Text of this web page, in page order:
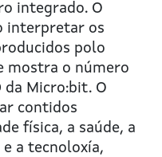
integrado. O
interpretar os
polo
mostra o número
da Micro:bit. O
contidos
física, a saúde, a
a tecnoloxía,